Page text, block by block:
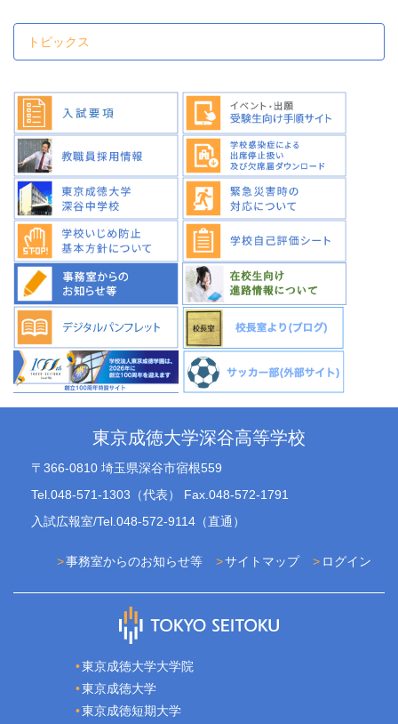
トピックス
東京成徳大学深谷高等学校
〒366-0810 埼玉県深谷市宿根559
Tel.048-571-1303（代表） Fax.048-572-1791
入試広報室/Tel.048-572-9114（直通）
ログイン
サイトマップ
事務室からのお知らせ等
東京成徳大学大学院
東京成徳大学
東京成徳短期大学